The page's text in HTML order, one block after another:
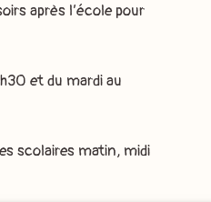
après l’école pour
et du mardi au
scolaires matin, midi